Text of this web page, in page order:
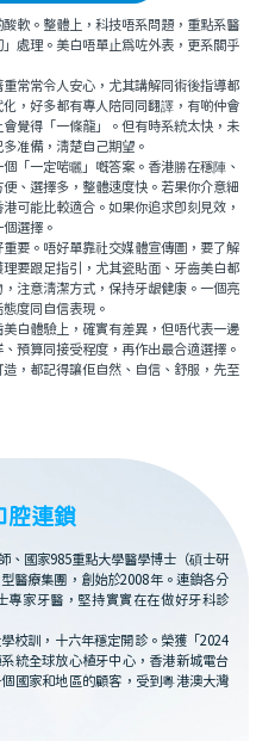
。整體上，科技唔系問題，重點系醫
處理。美白唔單止爲咗外表，更系關乎
常令人安心，尤其講解同術後指導都
，好多都有專人陪同同翻譯，有啲仲會
覺得「一條龍」。但有時系統太快，未
准備，清楚自己期望。
一定啱曬」嘅答案。香港勝在穩陣、
、選擇多，整體速度快。若果你介意細
可能比較適合。如果你追求即刻見效，
選擇。
。唔好單靠社交媒體宣傳圖，要了解
要跟足指引，尤其瓷貼面、牙齒美白都
注意清潔方式，保持牙龈健康。一個亮
度同自信表現。
體驗上，確實有差異，但唔代表一邊
預算同接受程度，再作出最合適選擇。
，都記得讓佢自然、自信、舒服，先至
腔連鎖
、國家985重點大學醫學博士（碩士研
醫療集團，創始於2008年。連鎖各分
專家牙醫，堅持實實在在做好牙科診
校訓，十六年穩定開診。榮獲「2024
統全球放心植牙中心，香港新城電台
國家和地區的顧客，受到粵港澳大灣